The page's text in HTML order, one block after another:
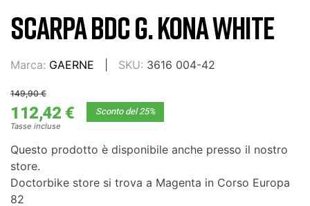
SCARPA BDC G. KONA WHITE
Marca: GAERNE SKU: 3616 004-42
149,90 €
112,42 € Sconto del 25%
Tasse incluse
Questo prodotto è disponibile anche presso il nostro
store.
Doctorbike store si trova a Magenta in Corso Europa
82